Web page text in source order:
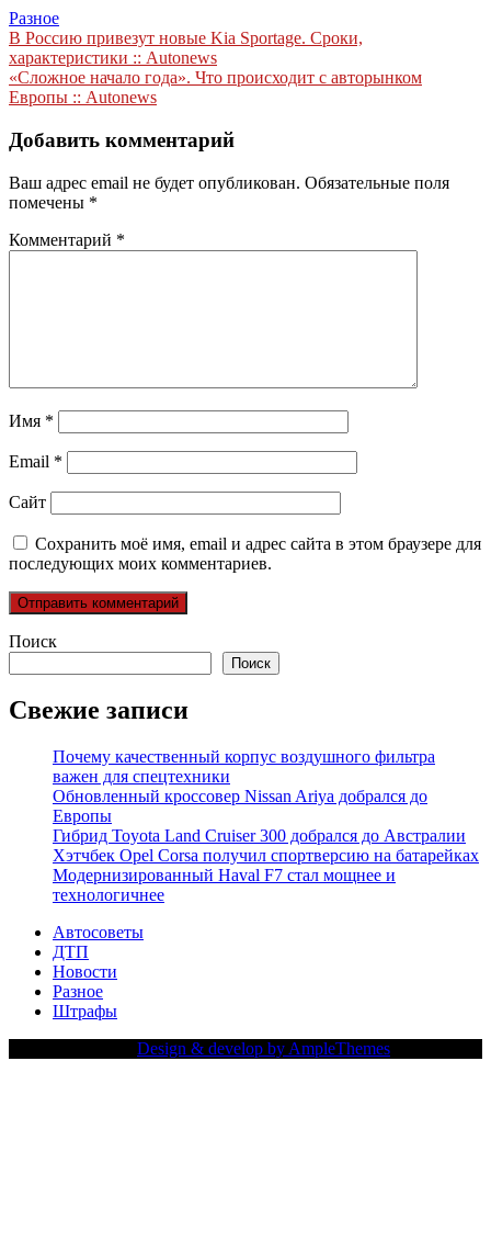
Разное
Навигация
по
записям
В Россию привезут новые Kia Sportage. Сроки,
характеристики :: Autonews
«Сложное начало года». Что происходит с авторынком
Европы :: Autonews
Добавить комментарий
Ваш адрес email не будет опубликован. Обязательные поля
помечены *
Комментарий *
Имя *
Email *
Сайт
Сохранить моё имя, email и адрес сайта в этом браузере для
последующих моих комментариев.
Поиск
Поиск
Свежие записи
Почему качественный корпус воздушного фильтра
важен для спецтехники
Обновленный кроссовер Nissan Ariya добрался до
Европы
Гибрид Toyota Land Cruiser 300 добрался до Австралии
Хэтчбек Opel Corsa получил спортверсию на батарейках
Модернизированный Haval F7 стал мощнее и
технологичнее
Автосоветы
ДТП
Новости
Разное
Штрафы
Design & develop by AmpleThemes